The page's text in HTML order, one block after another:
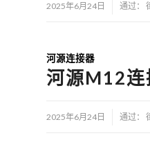
2025年6月24日 通过：
河源连接器
河源M12连
2025年6月24日 通过：